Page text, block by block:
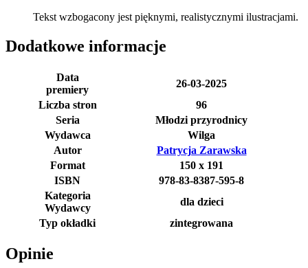
Tekst wzbogacony jest pięknymi, realistycznymi ilustracjami.
Dodatkowe informacje
Data
premiery
26-03-2025
Liczba stron
96
Seria
Młodzi przyrodnicy
Wydawca
Wilga
Autor
Patrycja Zarawska
Format
150 x 191
ISBN
978-83-8387-595-8
Kategoria
Wydawcy
dla dzieci
Typ okładki
zintegrowana
Opinie